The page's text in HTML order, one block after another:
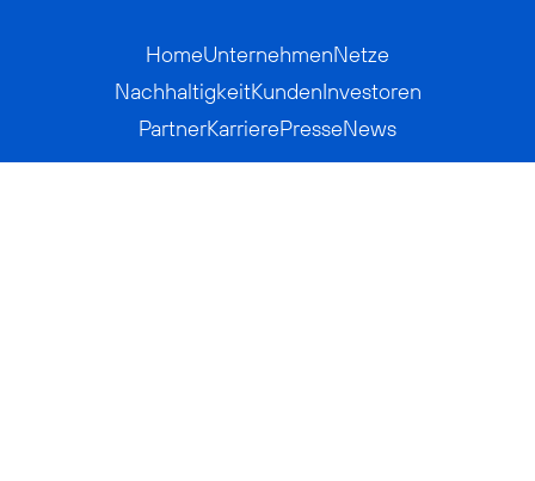
HomeUnternehmenNetze
NachhaltigkeitKundenInvestoren
PartnerKarrierePresseNews